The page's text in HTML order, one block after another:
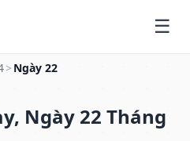
> Ngày 22
Ngày 22 Tháng